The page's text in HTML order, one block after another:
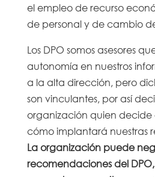
el empleo de recurso
de personal y de cambio
Los DPO somos asesores
autonomía en nuestros
a la alta dirección, pero
son vinculantes, por así
organización quien
cómo implantará nuestras
La organización puede
recomendaciones del